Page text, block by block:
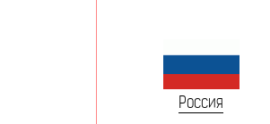
Россия